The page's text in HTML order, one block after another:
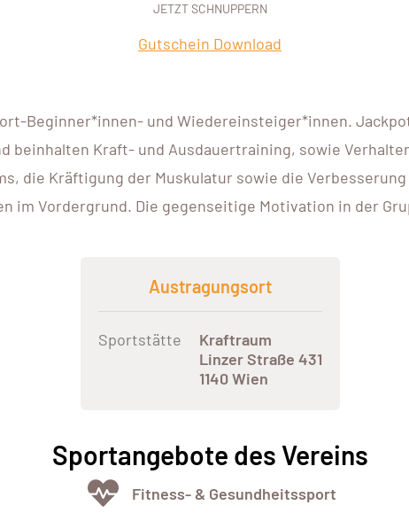
JETZT SCHNUPPERN
Gutschein Download
Beginner*innen- und Wiedereinsteiger*innen.
beinhalten Kraft- und Ausdauertraining, sowie
die Kräftigung der Muskulatur sowie die
im Vordergrund. Die gegenseitige Motivation in der
Austragungsort
Sportstätte
Kraftraum
Linzer Straße 431
1140 Wien
Sportangebote des Vereins
Fitness- & Gesundheitssport